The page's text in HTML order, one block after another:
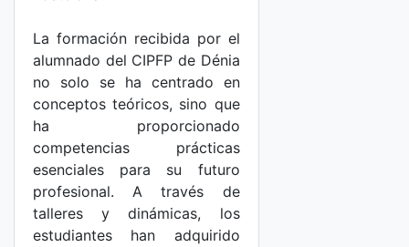
La formación recibida por el
alumnado del CIPFP de Dénia
no solo se ha centrado en
conceptos teóricos, sino que
ha proporcionado
competencias prácticas
esenciales para su futuro
profesional. A través de
talleres y dinámicas, los
estudiantes han adquirido